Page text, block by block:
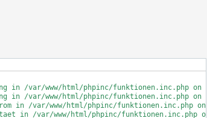
in /var/www/html/phpinc/funktionen.inc.php on
in /var/www/html/phpinc/funktionen.inc.php on
in /var/www/html/phpinc/funktionen.inc.php on
in /var/www/html/phpinc/funktionen.inc.php